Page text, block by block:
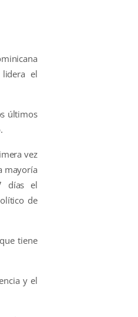
el
últimos
vez
mayoría
días el
de
tiene
y el